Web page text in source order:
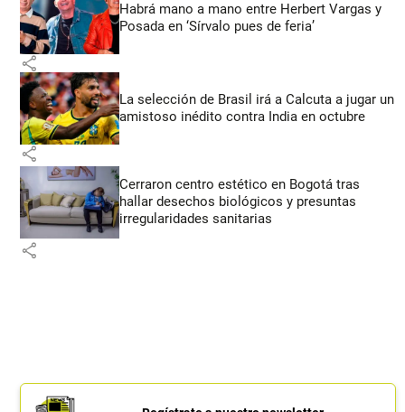
Habrá mano a mano entre Herbert Vargas y
Posada en ‘Sírvalo pues de feria’
share
La selección de Brasil irá a Calcuta a jugar un
amistoso inédito contra India en octubre
share
Cerraron centro estético en Bogotá tras
hallar desechos biológicos y presuntas
irregularidades sanitarias
share